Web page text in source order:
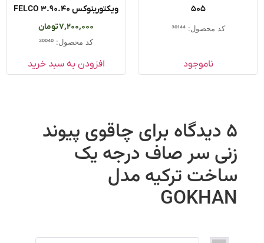
کد محصول: 30144
ناموجود
ویکتورینوکس FELCO 3.90.40
7,200,000تومان
کد محصول: 30040
افزودن به سبد خرید
چاقوی پیوند
زنی سر صاف درجه یک
ساخت ترکیه مدل
GOKHAN